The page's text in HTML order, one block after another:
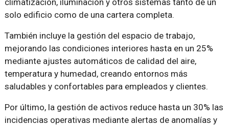
climatización, iluminación y otros sistemas tanto de un
solo edificio como de una cartera completa.
También incluye la gestión del espacio de trabajo,
mejorando las condiciones interiores hasta en un 25%
mediante ajustes automáticos de calidad del aire,
temperatura y humedad, creando entornos más
saludables y confortables para empleados y clientes.
Por último, la gestión de activos reduce hasta un 30% las
incidencias operativas mediante alertas de anomalías y